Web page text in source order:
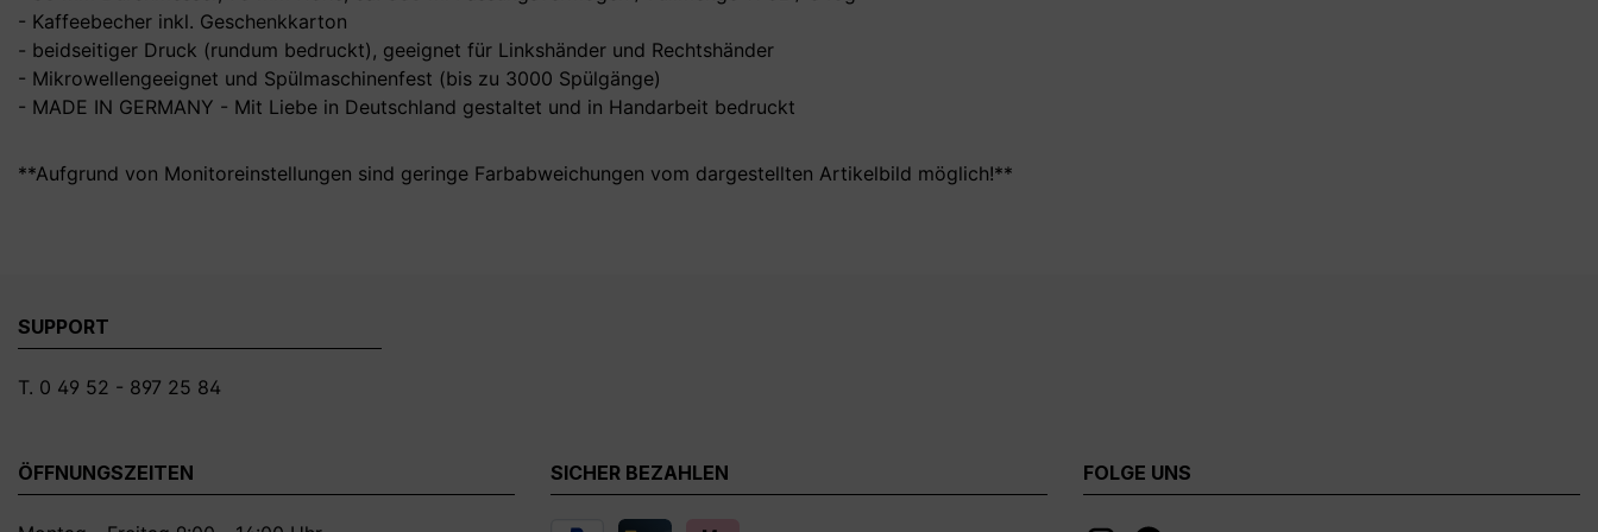
- Kaffeebecher inkl. Geschenkkarton
- beidseitiger Druck (rundum bedruckt), geeignet für Linkshänder und Rechtshänder
- Mikrowellengeeignet und Spülmaschinenfest (bis zu 3000 Spülgänge)
- MADE IN GERMANY - Mit Liebe in Deutschland gestaltet und in Handarbeit bedruckt
**Aufgrund von Monitoreinstellungen sind geringe Farbabweichungen vom dargestellten Artikelbild möglich!**
SUPPORT
T. 0 49 52 - 897 25 84
ÖFFNUNGSZEITEN SICHER BEZAHLEN FOLGE UNS